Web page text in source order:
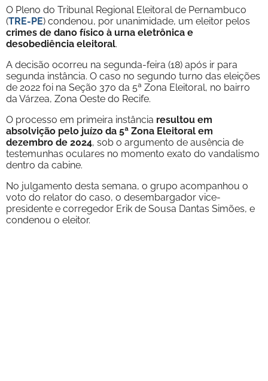
O Pleno do Tribunal Regional Eleitoral de Pernambuco
(TRE-PE) condenou, por unanimidade, um eleitor pelos
crimes de dano físico à urna eletrônica e
desobediência eleitoral.
A decisão ocorreu na segunda-feira (18) após ir para
segunda instância. O caso no segundo turno das eleições
de 2022 foi na Seção 370 da 5ª Zona Eleitoral, no bairro
da Várzea, Zona Oeste do Recife.
O processo em primeira instância resultou em
absolvição pelo juízo da 5ª Zona Eleitoral em
dezembro de 2024, sob o argumento de ausência de
testemunhas oculares no momento exato do vandalismo
dentro da cabine.
No julgamento desta semana, o grupo acompanhou o
voto do relator do caso, o desembargador vice-
presidente e corregedor Erik de Sousa Dantas Simões, e
condenou o eleitor.